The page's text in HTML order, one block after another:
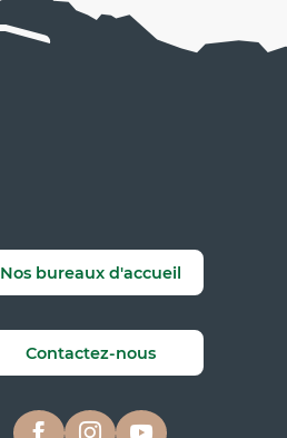
Nos bureaux d'accueil
Contactez-nous